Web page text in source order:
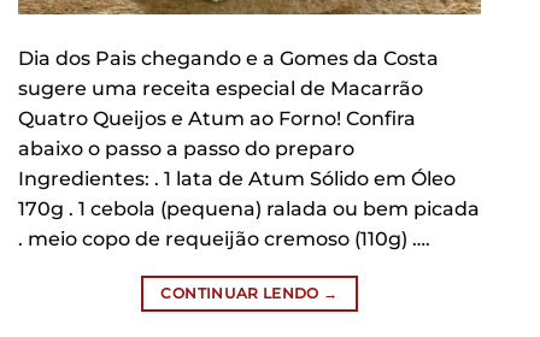
Dia dos Pais chegando e a Gomes da Costa
sugere uma receita especial de Macarrão
Quatro Queijos e Atum ao Forno! Confira
abaixo o passo a passo do preparo
Ingredientes: . 1 lata de Atum Sólido em Óleo
170g . 1 cebola (pequena) ralada ou bem picada
. meio copo de requeijão cremoso (110g) ….
CONTINUAR LENDO →